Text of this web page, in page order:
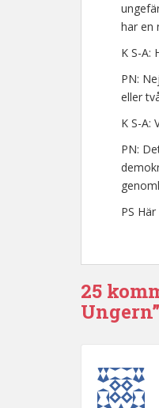
har en
K S-A:
PN:
eller
K S-A:
PN:
PS
25
Ungern”